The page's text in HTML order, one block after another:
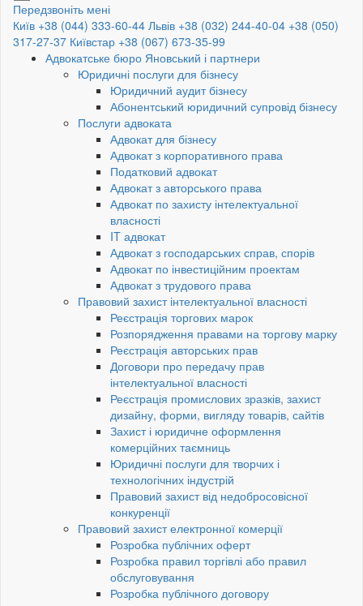
Передзвоніть мені
Київ +38 (044) 333-60-44 Львів +38 (032) 244-40-04 +38 (050)
317-27-37 Київстар +38 (067) 673-35-99
Адвокатське бюро Яновський і партнери
Юридичні послуги для бізнесу
Юридичний аудит бізнесу
Абонентський юридичний супровід бізнесу
Послуги адвоката
Адвокат для бізнесу
Адвокат з корпоративного права
Податковий адвокат
Адвокат з авторського права
Адвокат по захисту інтелектуальної
власності
IT адвокат
Адвокат з господарських справ, спорів
Адвокат по інвестиційним проектам
Адвокат з трудового права
Правовий захист інтелектуальної власності
Реєстрація торгових марок
Розпорядження правами на торгову марку
Реєстрація авторських прав
Договори про передачу прав
інтелектуальної власності
Реєстрація промислових зразків, захист
дизайну, форми, вигляду товарів, сайтів
Захист і юридичне оформлення
комерційних таємниць
Юридичні послуги для творчих і
технологічних індустрій
Правовий захист від недобросовісної
конкуренції
Правовий захист електронної комерції
Розробка публічних оферт
Розробка правил торгівлі або правил
обслуговування
Розробка публічного договору